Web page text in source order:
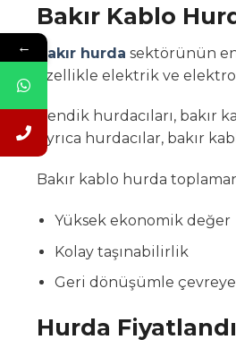
Bakır Kablo
Bakır hurda sektörünün
özellikle elektrik ve
Pendik hurdacıları, bakır
Ayrıca hurdacılar, bakır
Bakır kablo hurda
Yüksek ekonomik değer
Kolay taşınabilirlik
Geri dönüşümle çevreye
Hurda
←